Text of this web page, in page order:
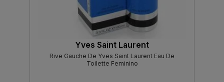
Yves Saint Laurent
Rive Gauche De Yves Saint Laurent Eau De
Toilette Feminino